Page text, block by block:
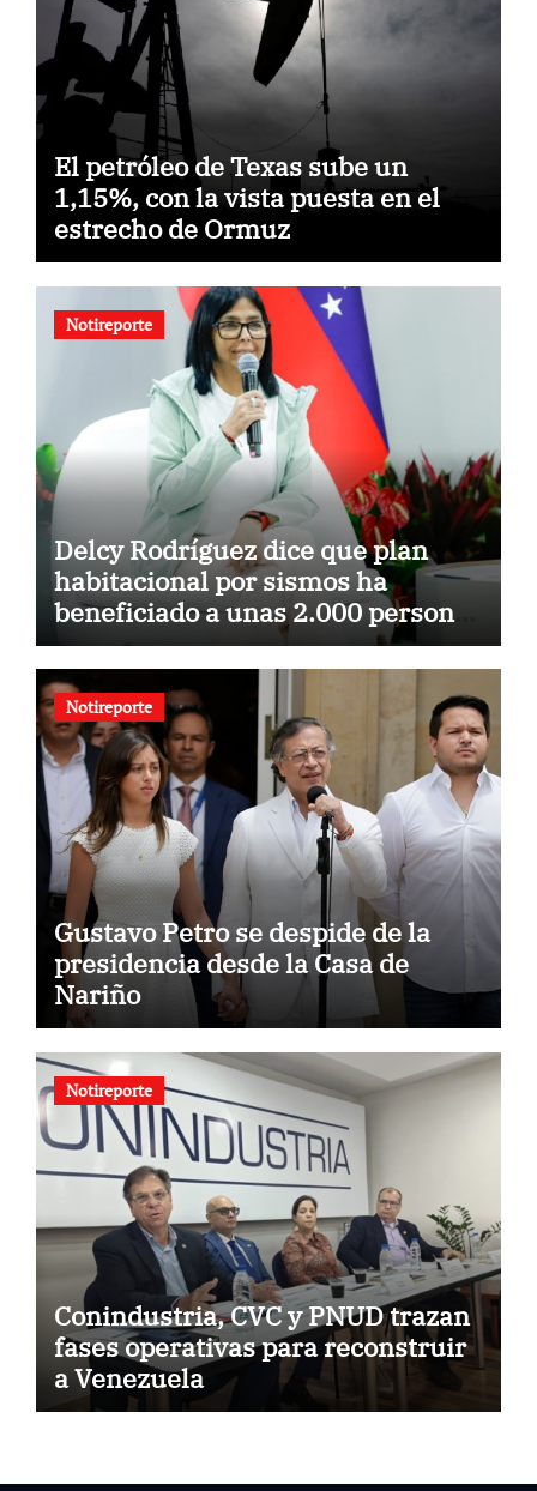
El petróleo de Texas sube un
1,15%, con la vista puesta en el
estrecho de Ormuz
Notireporte
Delcy Rodríguez dice que plan
habitacional por sismos ha
beneficiado a unas 2.000 personas
en una semana
Notireporte
Gustavo Petro se despide de la
presidencia desde la Casa de
Nariño
Notireporte
Conindustria, CVC y PNUD trazan
fases operativas para reconstruir
a Venezuela